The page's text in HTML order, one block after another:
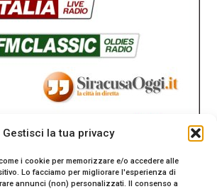
Gestisci la tua privacy
i cookie per memorizzare e/o accedere alle
Lo facciamo per migliorare l'esperienza di
annunci (non) personalizzati. Il consenso a